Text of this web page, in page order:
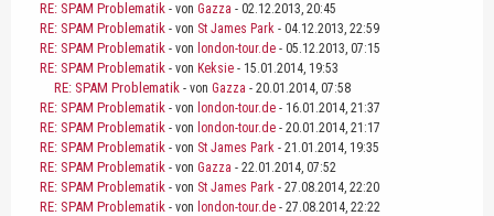
RE: SPAM Problematik - von Gazza - 02.12.2013, 20:45
RE: SPAM Problematik - von St James Park - 04.12.2013, 22:59
RE: SPAM Problematik - von london-tour.de - 05.12.2013, 07:15
RE: SPAM Problematik - von Keksie - 15.01.2014, 19:53
RE: SPAM Problematik - von Gazza - 20.01.2014, 07:58
RE: SPAM Problematik - von london-tour.de - 16.01.2014, 21:37
RE: SPAM Problematik - von london-tour.de - 20.01.2014, 21:17
RE: SPAM Problematik - von St James Park - 21.01.2014, 19:35
RE: SPAM Problematik - von Gazza - 22.01.2014, 07:52
RE: SPAM Problematik - von St James Park - 27.08.2014, 22:20
RE: SPAM Problematik - von london-tour.de - 27.08.2014, 22:22